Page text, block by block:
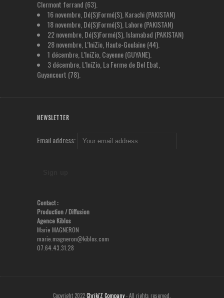
Clermont ferrand (63).
16 novembre, Dé(S)Formé(S), Karachi (PAKISTAN)
18 novembre, Dé(S)Formé(S), Lahore (PAKISTAN)
22 novembre, Dé(S)Formé(S), Islamabad (PAKISTAN)
28 novembre, L’IniZio, Haute-Goulaine (44).
1 décembre, L’IniZio, Cayenne (GUYANE).
3 décembre, L’IniZio, La Ferme de Bel Ebat,
Guyancourt (78).
NEWSLETTER
Email address:
Contact :
Production/ Diffusion
Agence Kiblos
Marie MAGNERON
marie.magneron@kiblos.com
07.64.43.31.28
Copyright 2022Chriki'Z Company- All rights reserved.